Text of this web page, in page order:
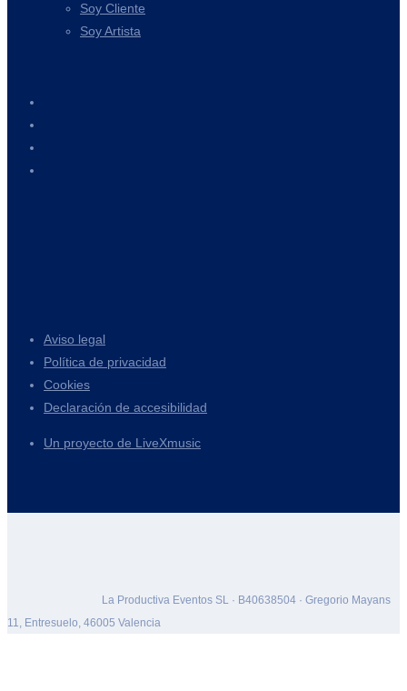
Soy Cliente
Soy Artista
Aviso legal
Política de privacidad
Cookies
Declaración de accesibilidad
Un proyecto de LiveXmusic
La Productiva Eventos SL · B40638504 · Gregorio Mayans
11, Entresuelo, 46005 Valencia